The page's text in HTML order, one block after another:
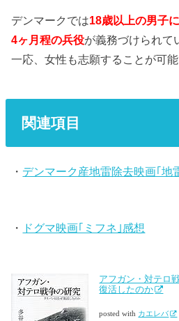
デンマークでは18歳以上の男子に
4ヶ月程の兵役が義務づけられて
一応、女性も志願することが可能
関連項目
・ デンマーク産地雷除去映画｢地
・ ドグマ映画｢ミフネ｣感想
アフガン・対テロ
復活したのか
posted with カエレバ